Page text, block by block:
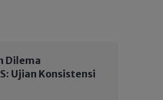
Dilema
Ujian Konsistensi